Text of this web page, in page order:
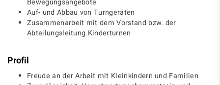
Auf- und Abbau von Turngeräten
Zusammenarbeit mit dem Vorstand bzw. der
Abteilungsleitung Kinderturnen
Profil
Freude an der Arbeit mit Kleinkindern und Familien